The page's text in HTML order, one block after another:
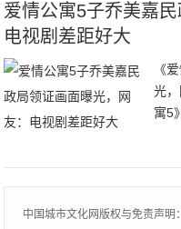
爱情公寓5子乔美嘉
电视剧差距好大
《
光
寓5
美
中国城市文化网版权与免责声明：